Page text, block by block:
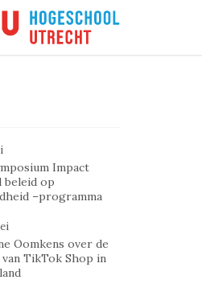
Impact
beleid op
–programma
Oomkens over de
TikTok Shop in